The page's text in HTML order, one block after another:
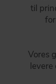
til
Vores